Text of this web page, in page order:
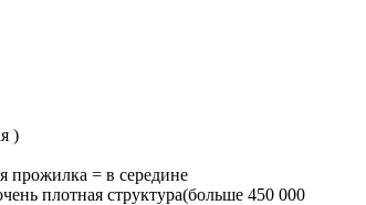
)
прожилка = в середине
плотная структура(больше 450 000